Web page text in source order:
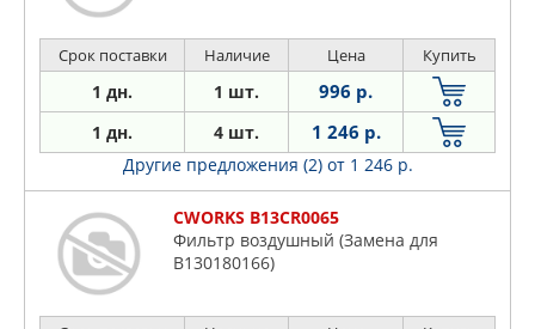
Срок поставки Наличие Цена Купить
1 дн. 1 шт. 996 р.
1 дн. 4 шт. 1 246 р.
Другие предложения (2) от 1 246 р.
CWORKS B13CR0065
Фильтр воздушный (Замена для
B130180166)